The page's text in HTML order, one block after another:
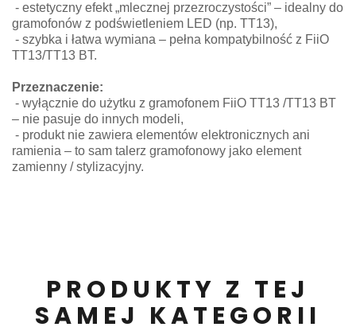
- estetyczny efekt „mlecznej przezroczystości” – idealny do
gramofonów z podświetleniem LED (np. TT13),
- szybka i łatwa wymiana – pełna kompatybilność z FiiO
TT13/TT13 BT.
Przeznaczenie:
- wyłącznie do użytku z gramofonem FiiO TT13 /TT13 BT
– nie pasuje do innych modeli,
- produkt nie zawiera elementów elektronicznych ani
ramienia – to sam talerz gramofonowy jako element
zamienny / stylizacyjny.
PRODUKTY Z TEJ
SAMEJ KATEGORII